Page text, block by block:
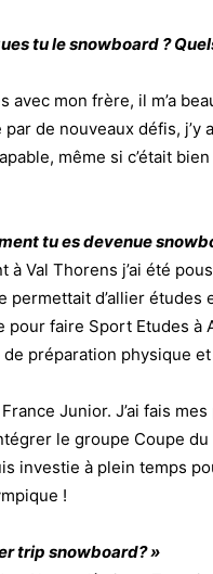
tu le snowboard ?
mon frère, il m’a
de nouveaux défis, j’y
même si c’était
tu es devenue
à Val Thorens j’ai été
permettait d’allier
pour faire Sport Etudes
préparation physique et
Junior. J’ai fais
le groupe Coupe
investie à plein temps
!
trip snowboard? »